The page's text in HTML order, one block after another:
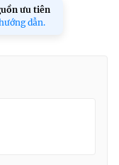
ưu tiên
dẫn.